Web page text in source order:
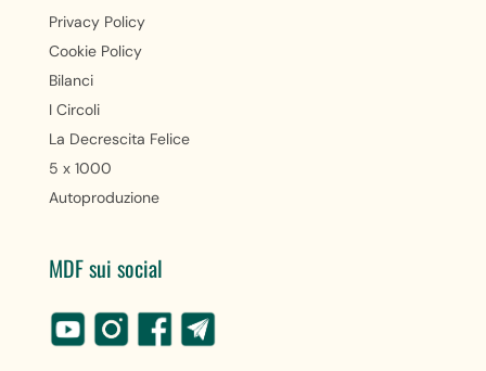
Privacy Policy
Cookie Policy
Bilanci
I Circoli
La Decrescita Felice
5 x 1000
Autoproduzione
MDF sui social